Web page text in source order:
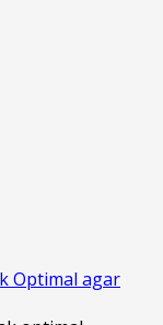
Optimal agar